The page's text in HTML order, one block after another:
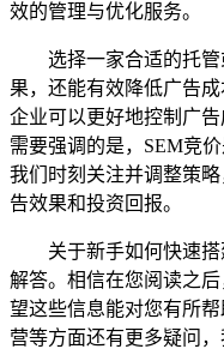
效的管理与优化服务。
选择一家合适的托
果，还能有效降低广告
企业可以更好地控制广
需要强调的是，SEM竞
我们时刻关注并调整策
告效果和投资回报。
关于新手如何快速
解答。相信在您阅读之
望这些信息能对您有所
营等方面还有更多疑问